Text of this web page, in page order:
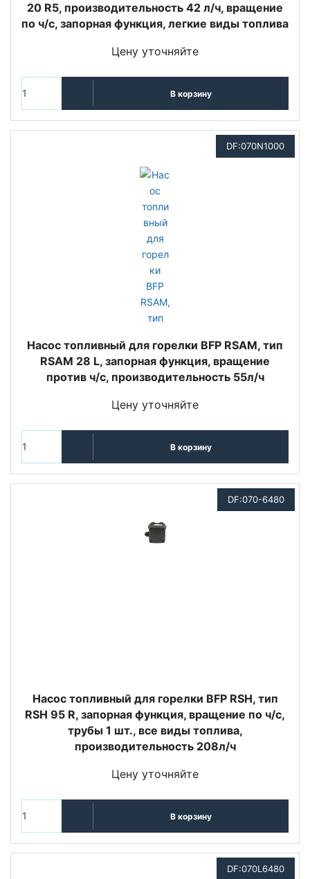
20 R5, производительность 42 л/ч, вращение
по ч/с, запорная функция, легкие виды топлива
Цену уточняйте
В корзину
DF:070N1000
Насос топливный для горелки BFP RSAM, тип
RSAM 28 L, запорная функция, вращение
против ч/с, производительность 55л/ч
Цену уточняйте
В корзину
DF:070-6480
Насос топливный для горелки BFP RSH, тип
RSH 95 R, запорная функция, вращение по ч/с,
трубы 1 шт., все виды топлива,
производительность 208л/ч
Цену уточняйте
В корзину
DF:070L6480